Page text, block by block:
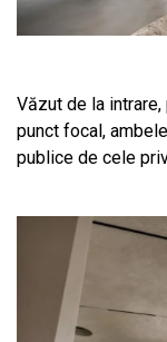
Văzut de la
punct focal,
publice de cele